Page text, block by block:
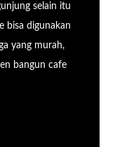
selain itu
bisa digunakan
yang murah,
bangun cafe